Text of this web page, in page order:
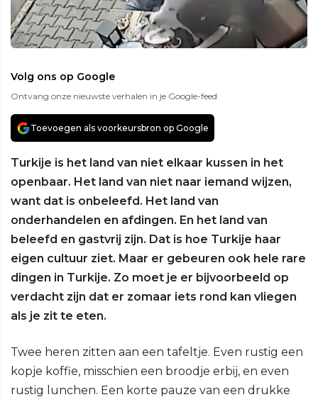
Volg ons op Google
Ontvang onze nieuwste verhalen in je Google-feed
Toevoegen als voorkeursbron op Google
Turkije is het land van niet elkaar kussen in het
openbaar. Het land van niet naar iemand wijzen,
want dat is onbeleefd. Het land van
onderhandelen en afdingen. En het land van
beleefd en gastvrij zijn. Dat is hoe Turkije haar
eigen cultuur ziet. Maar er gebeuren ook hele rare
dingen in Turkije. Zo moet je er bijvoorbeeld op
verdacht zijn dat er zomaar iets rond kan vliegen
als je zit te eten.
Twee heren zitten aan een tafeltje. Even rustig een
kopje koffie, misschien een broodje erbij, en even
rustig lunchen. Een korte pauze van een drukke